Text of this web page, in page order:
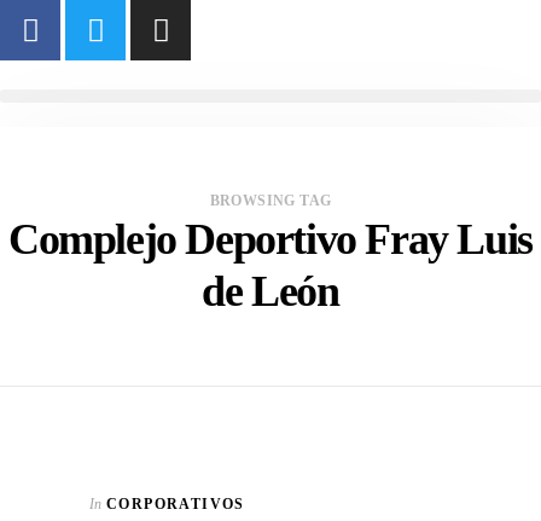
BROWSING TAG
Complejo Deportivo Fray Luis
de León
In CORPORATIVOS